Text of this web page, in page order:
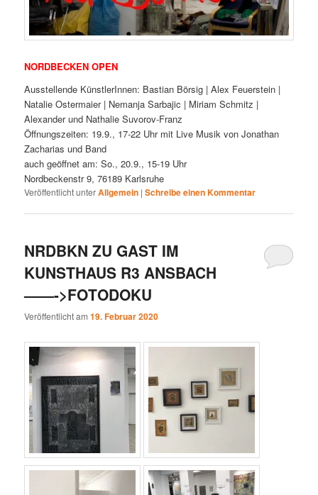
NORDBECKEN OPEN
Ausstellende KünstlerInnen: Bastian Börsig | Alex Feuerstein |
Natalie Ostermaier | Nemanja Sarbajic | Miriam Schmitz |
Alexander und Nathalie Suvorov-Franz
Öffnungszeiten: 19.9., 17-22 Uhr mit Live Musik von Jonathan
Zacharias und Band
auch geöffnet am: So., 20.9., 15-19 Uhr
Nordbeckenstr 9, 76189 Karlsruhe
Veröffentlicht unterAllgemein |Schreibe einen Kommentar
NRDBKN ZU GAST IM
KUNSTHAUS R3 ANSBACH
——->FOTODOKU
Veröffentlicht am19. Februar 2020